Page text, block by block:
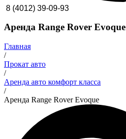
8 (4012) 39-09-93
Аренда Range Rover Evoque
Главная
/
Прокат авто
/
Аренда авто комфорт класса
/
Аренда Range Rover Evoque